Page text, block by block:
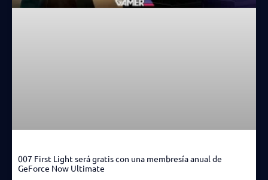
007 First Light será gratis con una membresía anual de
GeForce Now Ultimate